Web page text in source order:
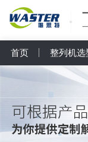
首页 整列机选